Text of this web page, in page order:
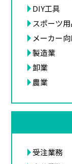
DIY工具
スポーツ
メーカー
製造業
卸業
農業
受注業務